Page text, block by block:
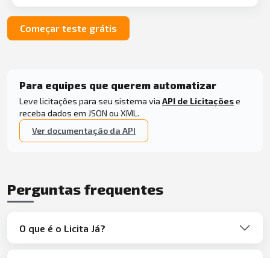
Começar teste grátis
Para equipes que querem automatizar
Leve licitações para seu sistema via API de Licitaçõese
receba dados em JSON ou XML.
Ver documentação da API
Perguntas frequentes
O que é o Licita Já?